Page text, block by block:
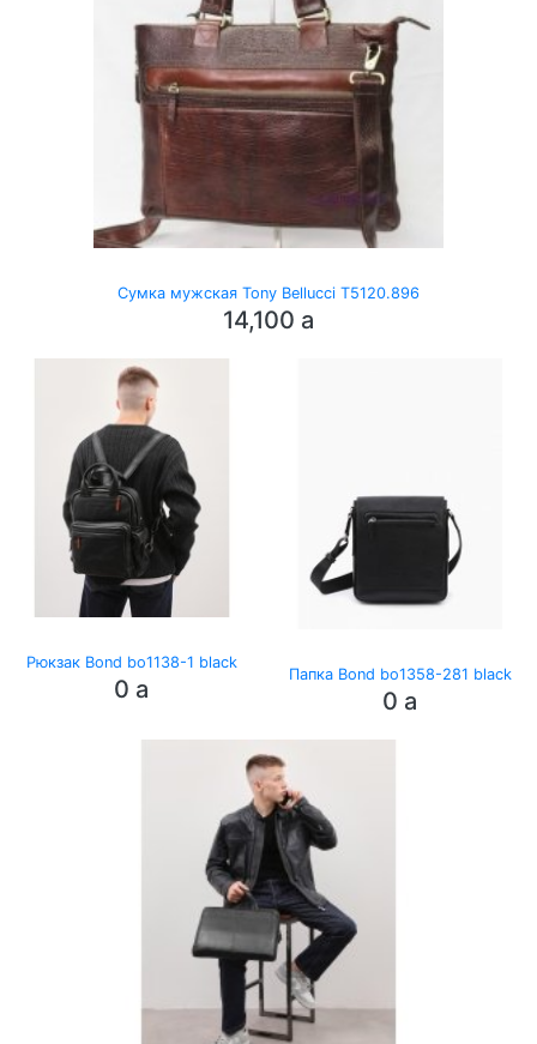
Сумка мужская Tony Bellucci T5120.896
14,100 a
Рюкзак Bond bo1138-1 black
0 a
Папка Bond bo1358-281 black
0 a